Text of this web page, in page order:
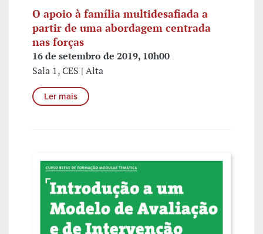
O apoio à família multidesafiada a
partir de uma abordagem centrada
nas forças
16 de setembro de 2019, 10h00
Sala 1, CES | Alta
Ler mais